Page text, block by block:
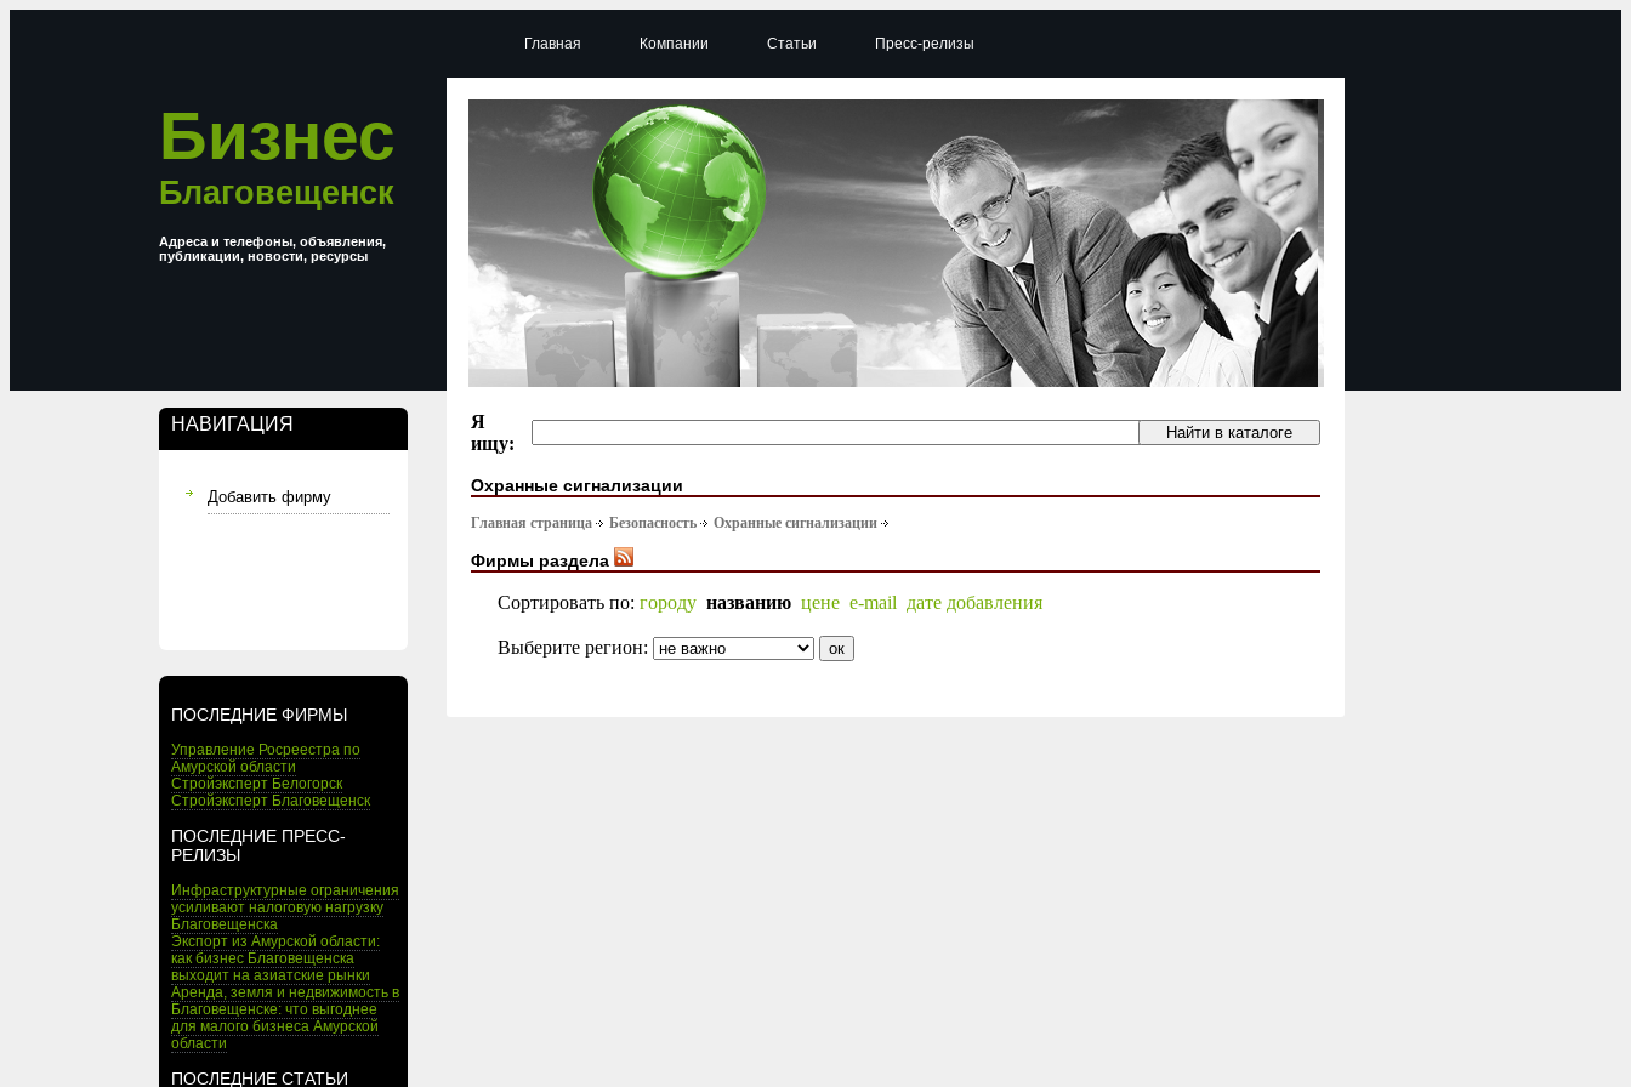
Бизнес
Благовещенск
Адреса и телефоны, объявления,
публикации, новости, ресурсы
НАВИГАЦИЯ
Добавить фирму
ПОСЛЕДНИЕ ФИРМЫ
Управление Росреестра по
Амурской области
Стройэксперт Белогорск
Стройэксперт Благовещенск
ПОСЛЕДНИЕ ПРЕСС-
РЕЛИЗЫ
Инфраструктурные ограничения
усиливают налоговую нагрузку
Благовещенска
Экспорт из Амурской области:
как бизнес Благовещенска
выходит на азиатские рынки
Аренда, земля и недвижимость в
Благовещенске: что выгоднее
для малого бизнеса Амурской
области
ПОСЛЕДНИЕ СТАТЬИ
Главная Компании Статьи Пресс-релизы
Я
ищу:
Охранные сигнализации
Главная страница Безопасность Охранные сигнализации
Фирмы раздела
Сортировать по: городу названию цене e-mail дате добавления
Выберите регион: